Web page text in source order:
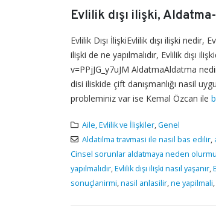
Evlilik dışı ilişki,
Evlilik Dışı İlişkiEvlilik dışı ilişki nedir,
ilişki de ne yapılmalıdır, Evlilik dışı
v=PPjJG_y7uJM AldatmaAldatma
disi iliskide çift danışmanlığı nasil
probleminiz var ise Kemal Özcan ile
Aile, Evlilik ve İlişkiler,Genel
Aldatilma travmasi ile nasil bas edilir,
Cinsel sorunlar aldatmaya neden olurmu
yapılmalıdır,Evlilik dışı ilişki nasıl yaşanır,
sonuçlanirmi,nasil anlasilir,ne yapilmali,